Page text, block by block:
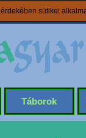
sütiket
Táborok